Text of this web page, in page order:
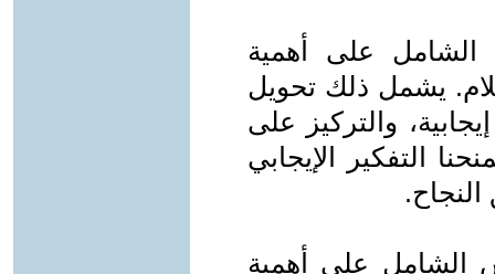
الشامل على أهمية
يشمل ذلك تحويل
والتركيز على
التفكير الإيجابي
الشامل على أهمية